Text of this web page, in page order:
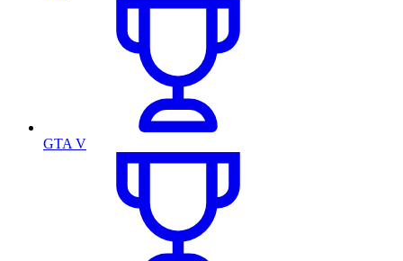
GTA V